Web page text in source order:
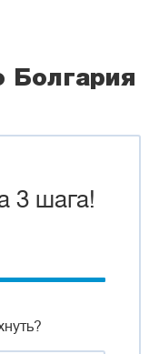
Болгария
3 шага!